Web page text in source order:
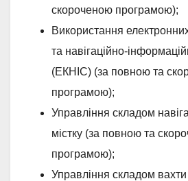
скороченою програмою);
Використання
та навігаційно-
(ЕКНІС) (за повною та
програмою);
Управління складом
містку (за повною та
програмою);
Управління складом